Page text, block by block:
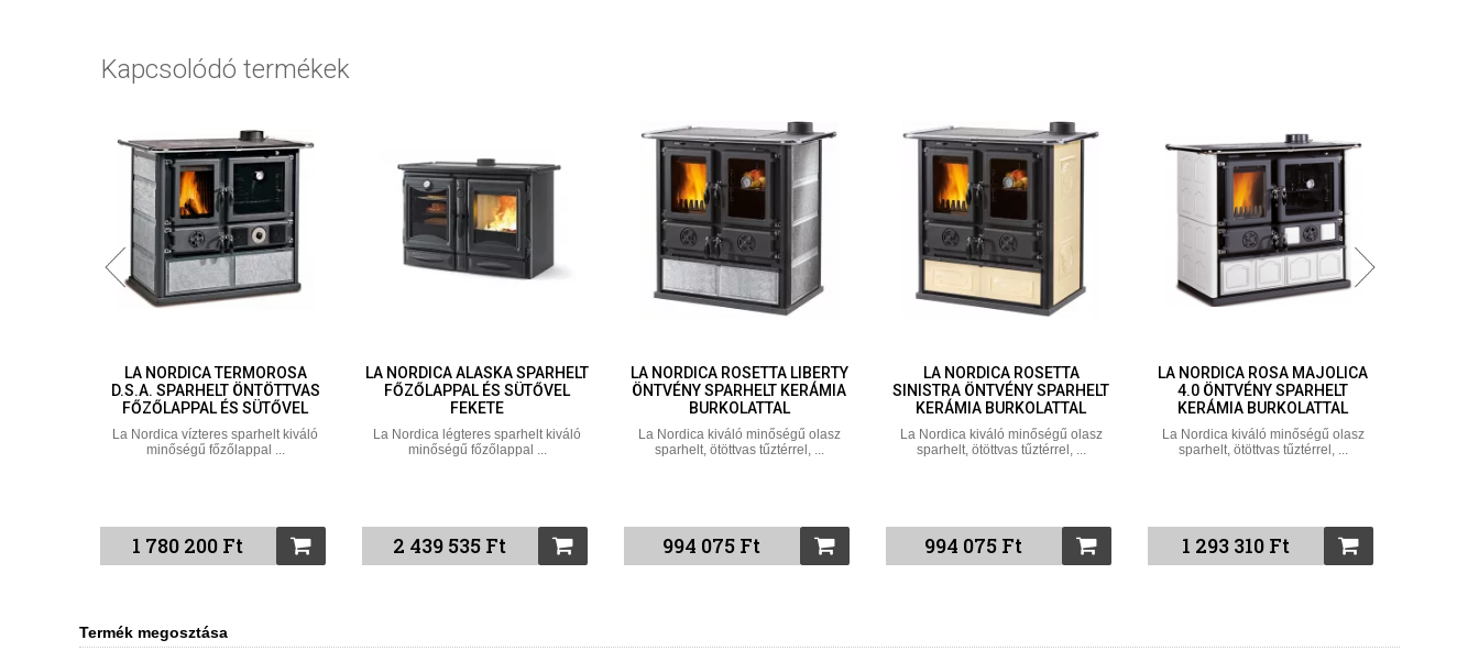
Kapcsolódó termékek
LA NORDICA TERMOROSA
D.S.A. SPARHELT ÖNTÖTTVAS
FŐZŐLAPPAL ÉS SÜTŐVEL
La Nordica vízteres sparhelt kiváló
minőségű főzőlappal ...
1 780 200 Ft
LA NORDICA ALASKA SPARHELT
FŐZŐLAPPAL ÉS SÜTŐVEL
FEKETE
La Nordica légteres sparhelt kiváló
minőségű főzőlappal ...
2 439 535 Ft
LA NORDICA ROSETTA LIBERTY
ÖNTVÉNY SPARHELT KERÁMIA
BURKOLATTAL
La Nordica kiváló minőségű olasz
sparhelt, ötöttvas tűztérrel, ...
994 075 Ft
LA NORDICA ROSETTA
SINISTRA ÖNTVÉNY SPARHELT
KERÁMIA BURKOLATTAL
La Nordica kiváló minőségű olasz
sparhelt, ötöttvas tűztérrel, ...
994 075 Ft
LA NORDICA ROSA MAJOLICA
4.0 ÖNTVÉNY SPARHELT
KERÁMIA BURKOLATTAL
La Nordica kiváló minőségű olasz
sparhelt, ötöttvas tűztérrel, ...
1 293 310 Ft
Termék megosztása